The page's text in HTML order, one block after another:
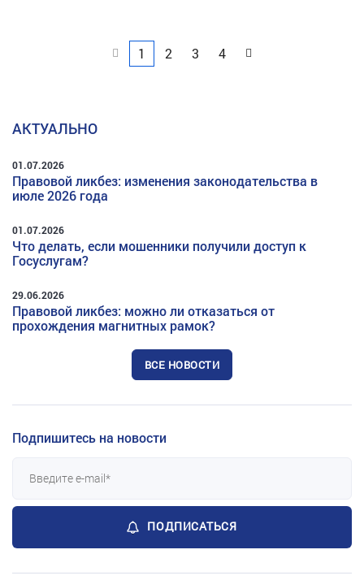
Назад
1 2 3 4
АКТУАЛЬНО
01.07.2026
Правовой ликбез: изменения законодательства в
июле 2026 года
01.07.2026
Что делать, если мошенники получили доступ к
Госуслугам?
29.06.2026
Правовой ликбез: можно ли отказаться от
прохождения магнитных рамок?
ВСЕ НОВОСТИ
Подпишитесь на новости
ПОДПИСАТЬСЯ